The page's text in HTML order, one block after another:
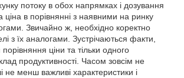
потоку в обох напрямках і дозування
ціна в порівнянні з наявними на ринку
Звичайно ж, необхідно коректно
з їх аналогами. Зустрічаються факти,
порівняння ціни та тільки одного
продуктивності. Часом зовсім не
не менш важливі характеристики і